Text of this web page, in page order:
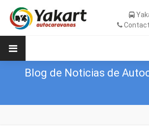
Blog de Noticias de